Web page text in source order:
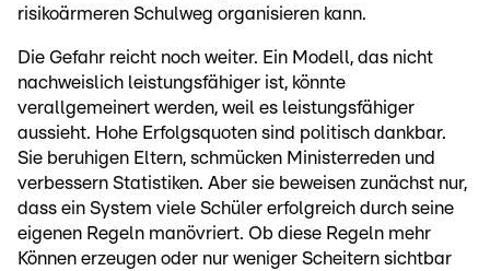
risikoärmeren Schulweg organisieren kann.
Die Gefahr reicht noch weiter. Ein Modell, das nicht
nachweislich leistungsfähiger ist, könnte
verallgemeinert werden, weil es leistungsfähiger
aussieht. Hohe Erfolgsquoten sind politisch dankbar.
Sie beruhigen Eltern, schmücken Ministerreden und
verbessern Statistiken. Aber sie beweisen zunächst nur,
dass ein System viele Schüler erfolgreich durch seine
eigenen Regeln manövriert. Ob diese Regeln mehr
Können erzeugen oder nur weniger Scheitern sichtbar